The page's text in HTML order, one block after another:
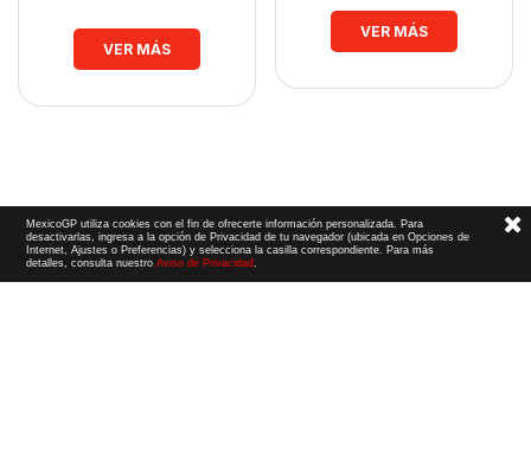
VER MÁS
VER MÁS
MexicoGP utiliza cookies con el fin de ofrecerte información personalizada. Para
desactivarlas, ingresa a la opción de Privacidad de tu navegador (ubicada en Opciones de
Internet, Ajustes o Preferencias) y selecciona la casilla correspondiente. Para más
detalles, consulta nuestroAviso de Privacidad.